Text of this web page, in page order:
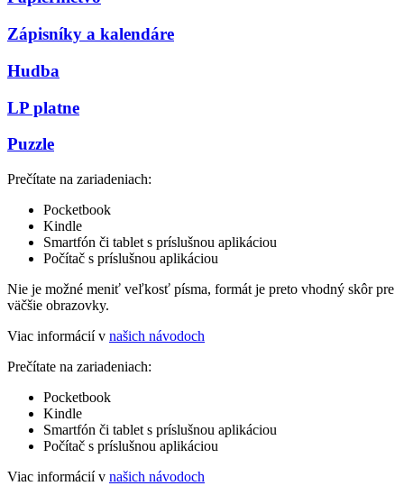
Zápisníky a kalendáre
Hudba
LP platne
Puzzle
Prečítate na zariadeniach:
Pocketbook
Kindle
Smartfón či tablet s príslušnou aplikáciou
Počítač s príslušnou aplikáciou
Nie je možné meniť veľkosť písma, formát je preto vhodný skôr pre
väčšie obrazovky.
Viac informácií v našich návodoch
Prečítate na zariadeniach:
Pocketbook
Kindle
Smartfón či tablet s príslušnou aplikáciou
Počítač s príslušnou aplikáciou
Viac informácií v našich návodoch